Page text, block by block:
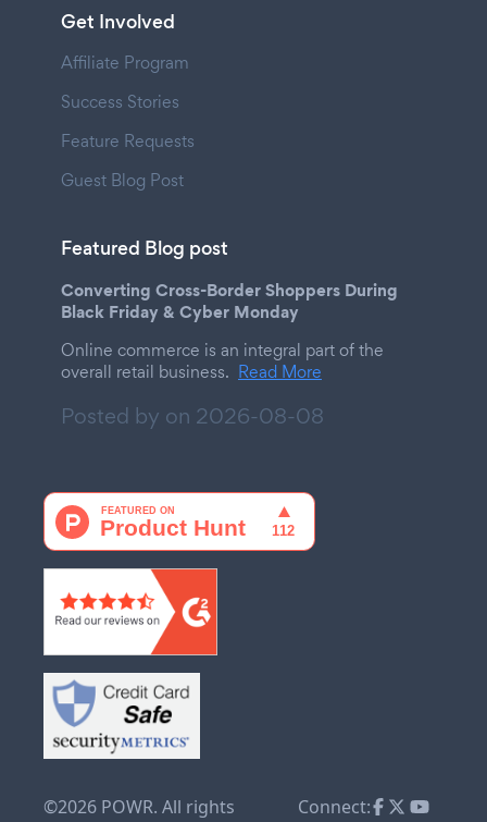
Get Involved
Affiliate Program
Success Stories
Feature Requests
Guest Blog Post
Featured Blog post
Converting Cross-Border Shoppers During
Black Friday & Cyber Monday
Online commerce is an integral part of the
overall retail business. Read More
Posted by on 2026-08-08
©2026 POWR. All rights
Connect: